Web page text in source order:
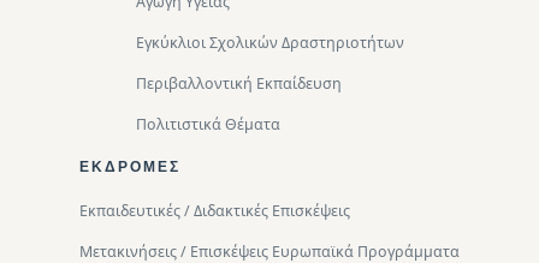
Εγκύκλιοι Σχολικών Δραστηριοτήτων
Περιβαλλοντική Eκπαίδευση
Πολιτιστικά Θέματα
ΕΚΔΡΟΜΈΣ
Εκπαιδευτικές / Διδακτικές Επισκέψεις
Μετακινήσεις / Επισκέψεις Ευρωπαϊκά Προγράμματα